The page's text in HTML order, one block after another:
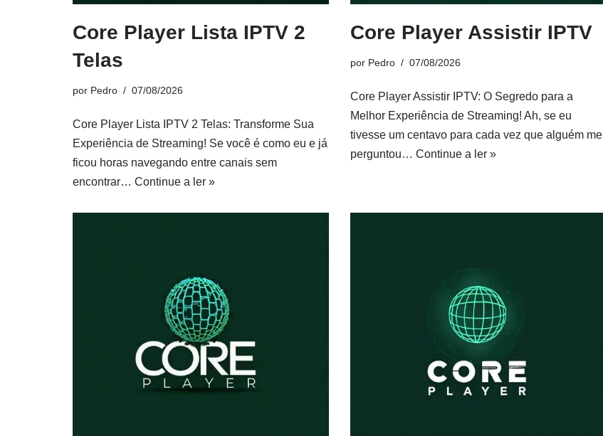
Core Player Lista IPTV 2
Telas
por Pedro 07/08/2026
Core Player Lista IPTV 2 Telas: Transforme Sua
Experiência de Streaming! Se você é como eu e já
ficou horas navegando entre canais sem
encontrar… Continue a ler »
Core Player Assistir IPTV
por Pedro 07/08/2026
Core Player Assistir IPTV: O Segredo para a
Melhor Experiência de Streaming! Ah, se eu
tivesse um centavo para cada vez que alguém me
perguntou… Continue a ler »